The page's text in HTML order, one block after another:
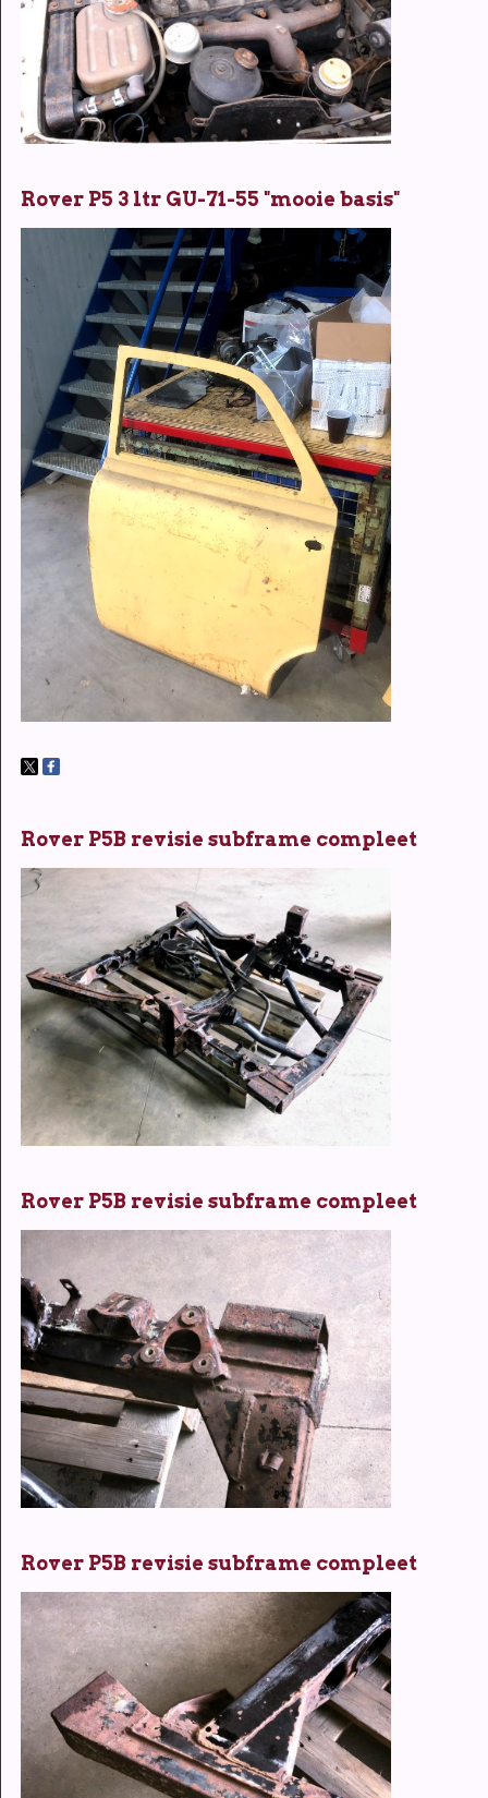
Rover P5 3 ltr GU-71-55 "mooie basis"
Rover P5B revisie subframe compleet
Rover P5B revisie subframe compleet
Rover P5B revisie subframe compleet